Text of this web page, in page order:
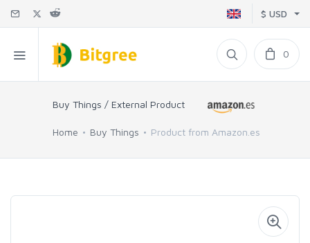
$ USD
0
Buy Things / External Product
Home Buy Things Product from Amazon.es